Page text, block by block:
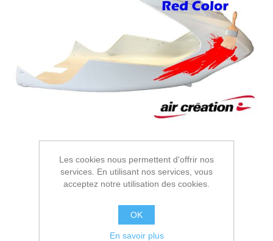
Les cookies nous permettent d'offrir nos
services. En utilisant nos services, vous
acceptez notre utilisation des cookies.
OK
En savoir plus